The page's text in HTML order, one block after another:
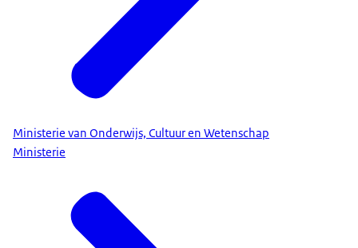
Ministerie van Onderwijs, Cultuur en Wetenschap
Ministerie